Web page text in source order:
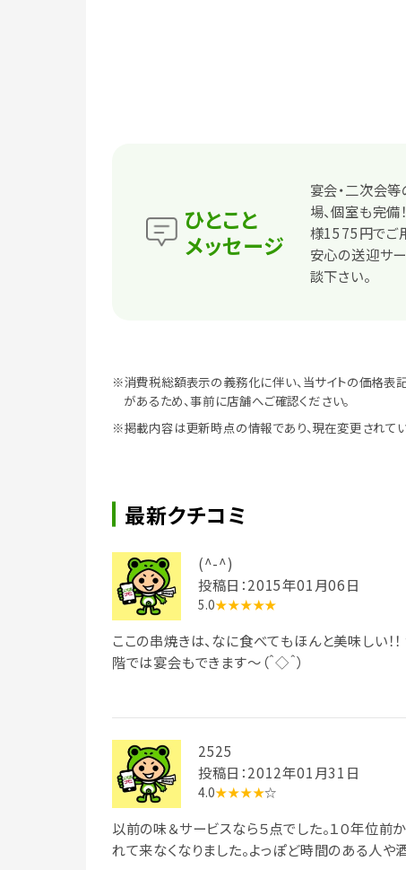
ひとこと
メッセージ
宴会・二次会
場、個室も完
様1575円でご
安心の送迎サ
談下さい。
※消費税総額表示の義務化に伴い、当サイトの価格表
があるため、事前に店舗へご確認ください。
※掲載内容は更新時点の情報であり、現在変更されてい
最新クチコミ
(^-^)
投稿日：2015年01月06日
5.0★★★★★
ここの串焼きは、なに食べてもほんと美味しい！
階では宴会もできます～（＾◇＾）
2525
投稿日：2012年01月31日
4.0★★★★☆
以前の味＆サービスなら５点でした。１０年位前
れて来なくなりました。よっぽど時間のある人や